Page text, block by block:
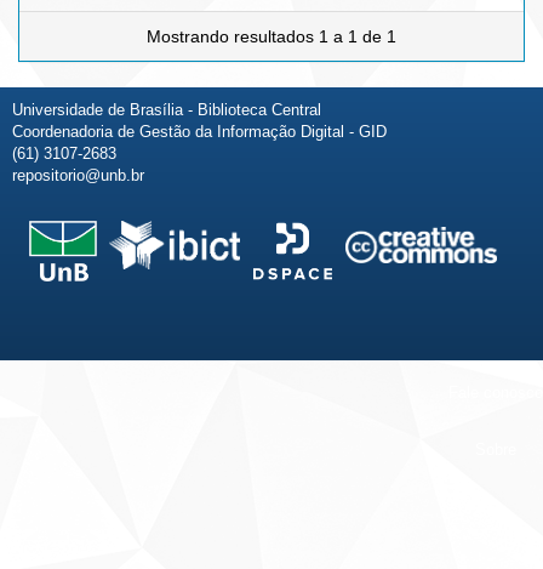
Mostrando resultados 1 a 1 de 1
Universidade de Brasília - Biblioteca Central
Coordenadoria de Gestão da Informação Digital - GID
(61) 3107-2683
repositorio@unb.br